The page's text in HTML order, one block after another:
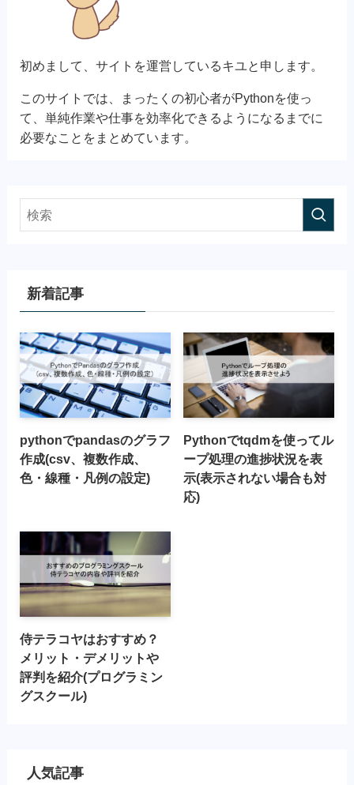
初めまして、サイトを運営しているキユと申します。
このサイトでは、まったくの初心者がPythonを使っ
て、単純作業や仕事を効率化できるようになるまでに
必要なことをまとめています。
新着記事
pythonでpandasのグラフ
作成(csv、複数作成、
色・線種・凡例の設定)
Pythonでtqdmを使ってル
ープ処理の進捗状況を表
示(表示されない場合も対
応)
侍テラコヤはおすすめ？
メリット・デメリットや
評判を紹介(プログラミン
グスクール)
人気記事